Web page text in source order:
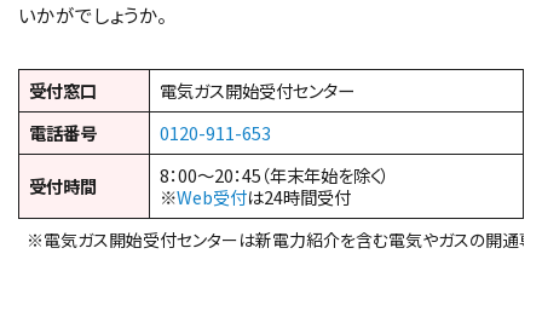
いかがでしょうか。
受付窓口
電気ガス開始受付センター
電話番号
0120-911-653
受付時間
8：00～20：45（年末年始を除く）
※Web受付は24時間受付
※電気ガス開始受付センターは新電力紹介を含む電気やガスの開通専